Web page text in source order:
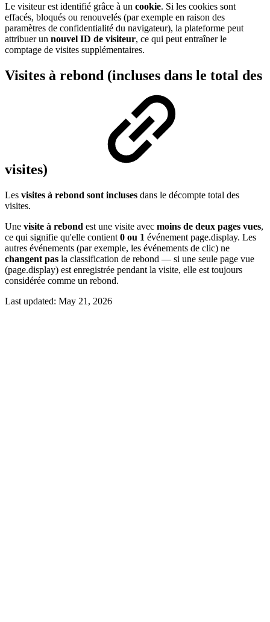
Le visiteur est identifié grâce à un cookie. Si les cookies sont
effacés, bloqués ou renouvelés (par exemple en raison des
paramètres de confidentialité du navigateur), la plateforme peut
attribuer un nouvel ID de visiteur, ce qui peut entraîner le
comptage de visites supplémentaires.
Visites à rebond (incluses dans le total des
visites)
Les visites à rebond sont incluses dans le décompte total des
visites.
Une visite à rebond est une visite avec moins de deux pages vues,
ce qui signifie qu'elle contient 0 ou 1 événement page.display. Les
autres événements (par exemple, les événements de clic) ne
changent pas la classification de rebond — si une seule page vue
(page.display) est enregistrée pendant la visite, elle est toujours
considérée comme un rebond.
Last updated: May 21, 2026